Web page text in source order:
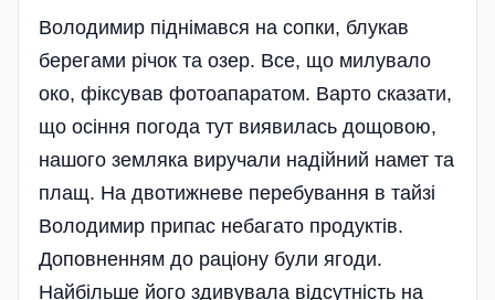
Володимир піднімався на сопки, блукав
берегами річок та озер. Все, що милувало
око, фіксував фотоапаратом. Варто сказати,
що осіння погода тут виявилась дощовою,
нашого земляка виручали надійний намет та
плащ. На двотижневе перебування в тайзі
Володимир припас небагато продуктів.
Доповненням до раціону були ягоди.
Найбільше його здивувала відсутність на